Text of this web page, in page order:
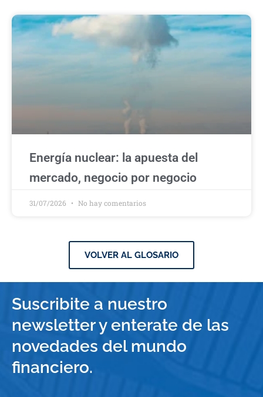
Energía nuclear: la apuesta del
mercado, negocio por negocio
31/07/2026 No hay comentarios
VOLVER AL GLOSARIO
Suscribite a nuestro
newsletter y enterate de las
novedades del mundo
financiero.